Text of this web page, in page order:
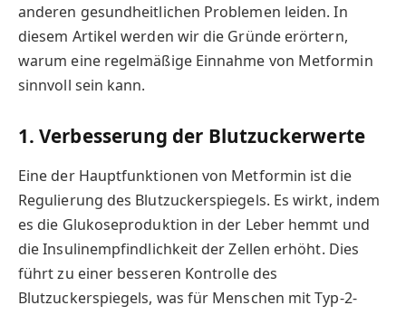
anderen gesundheitlichen Problemen leiden. In
diesem Artikel werden wir die Gründe erörtern,
warum eine regelmäßige Einnahme von Metformin
sinnvoll sein kann.
1. Verbesserung der Blutzuckerwerte
Eine der Hauptfunktionen von Metformin ist die
Regulierung des Blutzuckerspiegels. Es wirkt, indem
es die Glukoseproduktion in der Leber hemmt und
die Insulinempfindlichkeit der Zellen erhöht. Dies
führt zu einer besseren Kontrolle des
Blutzuckerspiegels, was für Menschen mit Typ-2-